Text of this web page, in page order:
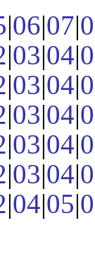
|06|07|
|03|04|
|03|04|
|03|04|
|03|04|
|03|04|
|04|05|